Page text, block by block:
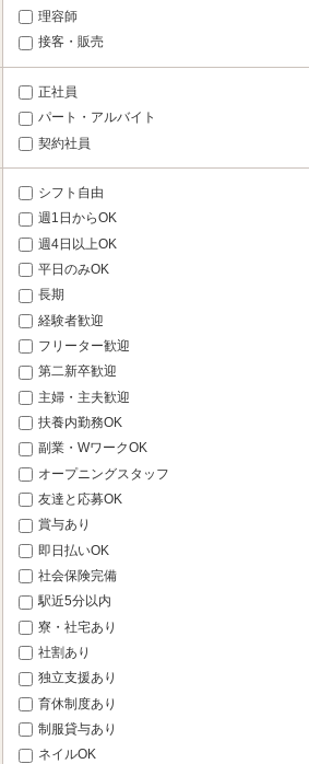
理容師
接客・販売
正社員
パート・アルバイト
契約社員
シフト自由
週1日からOK
週4日以上OK
平日のみOK
長期
経験者歓迎
フリーター歓迎
第二新卒歓迎
主婦・主夫歓迎
扶養内勤務OK
副業・WワークOK
オープニングスタッフ
友達と応募OK
賞与あり
即日払いOK
社会保険完備
駅近5分以内
寮・社宅あり
社割あり
独立支援あり
育休制度あり
制服貸与あり
ネイルOK